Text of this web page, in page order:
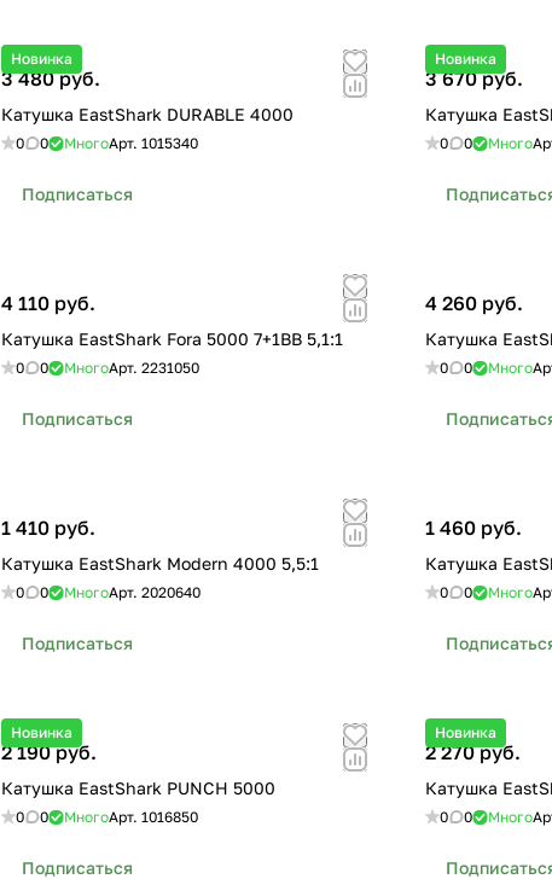
Новинка
3 480 руб.
Катушка EastShark DURABLE 4000
0 0 МногоАрт. 1015340
Подписаться
Новинка
3 670 руб.
Катушка
0 0 Много
4 110 руб.
Катушка EastShark Fora 5000 7+1BB 5,1:1
0 0 МногоАрт. 2231050
Подписаться
4 260 руб.
Катушка
0 0 Много
1 410 руб.
Катушка EastShark Modern 4000 5,5:1
0 0 МногоАрт. 2020640
Подписаться
1 460 руб.
Катушка
0 0 Много
Новинка
2 190 руб.
Катушка EastShark PUNCH 5000
0 0 МногоАрт. 1016850
Подписаться
Новинка
2 270 руб.
Катушка
0 0 Много